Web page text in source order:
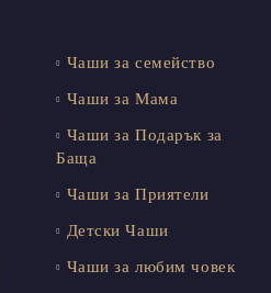
Чаши за семейство
Чаши за Мама
Чаши за Подарък за
Баща
Чаши за Приятели
Детски Чаши
Чаши за любим човек